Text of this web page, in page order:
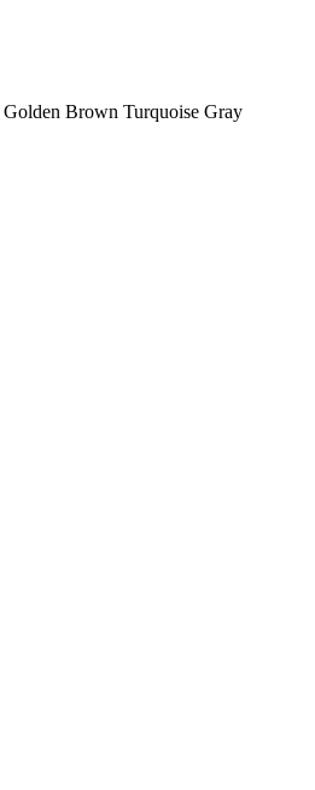
Golden Brown Turquoise Gray